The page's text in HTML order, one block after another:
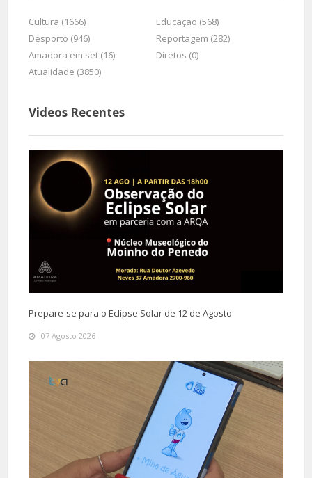
Cultura (1666)
Educação (568)
Desporto (946)
Reportagem (282)
Amadora em set (16)
Diretos (0)
Atualidade (3850)
Videos Recentes
Prepare-se para o Eclipse Solar de 12 de Agosto
07 Agosto 2026